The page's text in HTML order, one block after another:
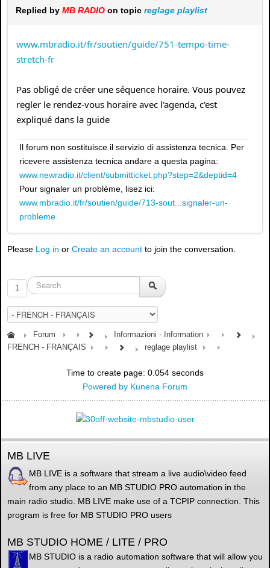
Replied by MB RADIO on topic reglage playlist
www.mbradio.it/fr/soutien/guide/751-tempo-time-
stretch-fr
Pas obligé de créer une séquence horaire. Vous pouvez
regler le rendez-vous horaire avec l'agenda, c'est
expliqué dans la guide
Il forum non sostituisce il servizio di assistenza tecnica. Per
ricevere assistenza tecnica andare a questa pagina:
www.newradio.it/client/submitticket.php?step=2&deptid=4
Pour signaler un problème, lisez ici:
www.mbradio.it/fr/soutien/guide/713-sout...signaler-un-
probleme
Please Log in or Create an account to join the conversation.
1
Forum
Informazioni - Information
FRENCH - FRANÇAIS
reglage playlist
Time to create page: 0.054 seconds
Powered by Kunena Forum
MB LIVE
MB LIVE is a software that stream a live audio\video feed
from any place to an MB STUDIO PRO automation in the
main radio studio. MB LIVE make use of a TCPIP connection. This
program is free for MB STUDIO PRO users
MB STUDIO HOME / LITE / PRO
MB STUDIO is a radio automation software that will allow you